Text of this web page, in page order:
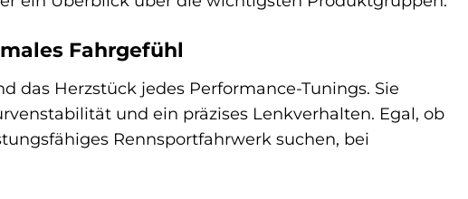
Fahrgefühl
das Herzstück jedes Performance-Tunings. Sie
und ein präzises Lenkverhalten. Egal, ob
Rennsportfahrwerk suchen, bei